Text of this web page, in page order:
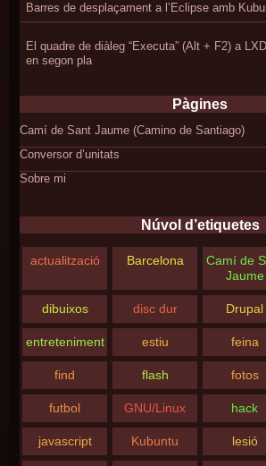
Barres de desplaçament a l’Eclipse amb
El quadre de diàleg “Executa” (Alt + F2) a
en segon pla
Pàgines
Camí de Sant Jaume (Camino de Santiago)
Conversor d’unitats
Sobre mi
Núvol d’etiquetes
actualització Barcelona
Camí de
Jaume
dibuixos disc dur Drupal
entreteniment estiu feina
find flash fotos
futbol GNU/Linux hack
javascript Kubuntu lesió